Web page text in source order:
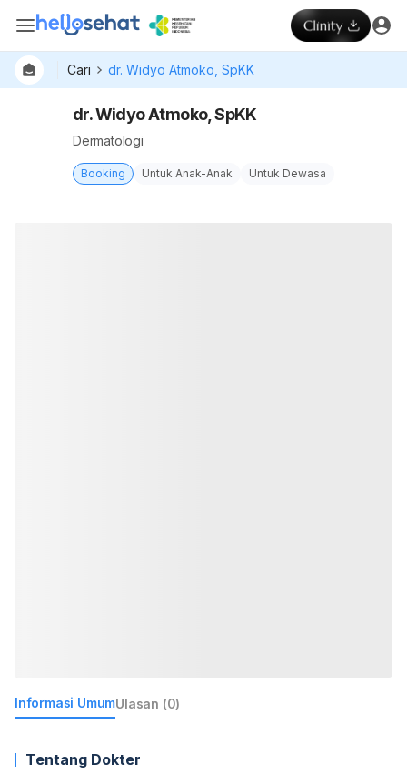
Cari dr. Widyo Atmoko, SpKK
dr. Widyo Atmoko, SpKK
Dermatologi
Booking Untuk Anak-Anak Untuk Dewasa
Informasi UmumUlasan (0)
Tentang Dokter